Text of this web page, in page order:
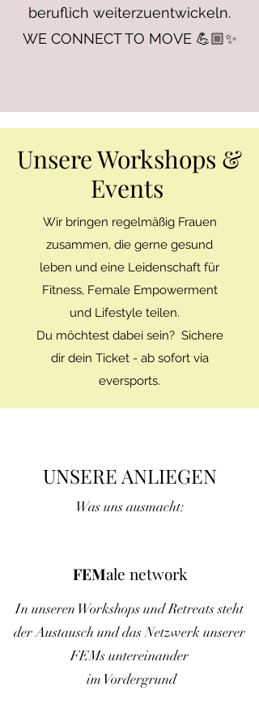
beruflich weiterzuentwickeln.
WE CONNECT TO MOVE 💪🏼✨
Unsere Workshops &
Events
Wir bringen regelmäßig Frauen
zusammen, die gerne gesund
leben und eine Leidenschaft für
Fitness, Female Empowerment
und Lifestyle teilen.
Du möchtest dabei sein? Sichere
dir dein Ticket - ab sofort via
eversports.
UNSERE ANLIEGEN
Was uns ausmacht:
FEMale network
In unseren Workshops und Retreats steht
der Austausch und das Netzwerk unserer
FEMsuntereinander
im Vordergrund